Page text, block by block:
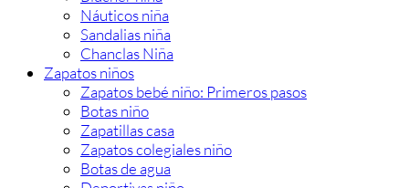
Náuticos niña
Sandalias niña
Chanclas Niña
Zapatos niños
Zapatos bebé niño: Primeros pasos
Botas niño
Zapatillas casa
Zapatos colegiales niño
Botas de agua